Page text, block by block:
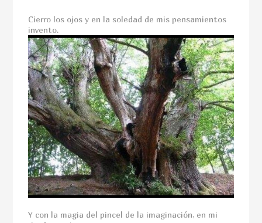
Cierro los ojos y en la soledad de mis pensamientos
invento.
Y con la magia del pincel de la imaginación, en mi